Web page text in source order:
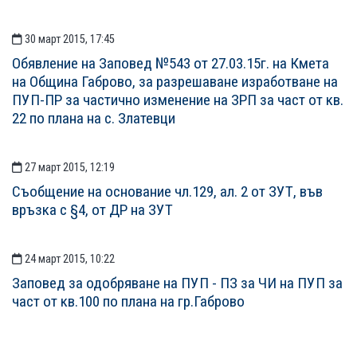
30 март 2015, 17:45
Обявление на Заповед №543 от 27.03.15г. на Кмета
на Община Габрово, за разрешаване изработване на
ПУП-ПР за частично изменение на ЗРП за част от кв.
22 по плана на с. Златевци
27 март 2015, 12:19
Съобщение на основание чл.129, ал. 2 от ЗУТ, във
връзка с §4, от ДР на ЗУТ
24 март 2015, 10:22
Заповед за одобряване на ПУП - ПЗ за ЧИ на ПУП за
част от кв.100 по плана на гр.Габрово